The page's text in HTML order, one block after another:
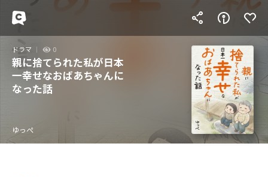
ドラマ 0
親に捨てられた私が日本
一幸せなおばあちゃんに
なった話
ゆっぺ